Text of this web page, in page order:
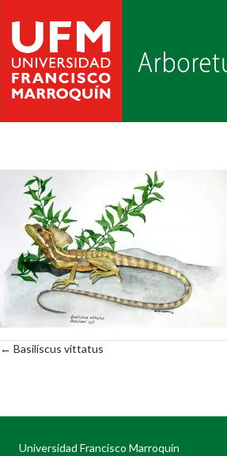
Posts
← Basiliscus vittatus
Universidad Francisco Marroquín